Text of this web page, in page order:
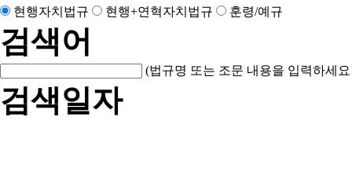
현행자치법규 현행+연혁자치법규 훈령/예규
검색어
(법규명 또는 조문 내용을 입력하세
검색일자